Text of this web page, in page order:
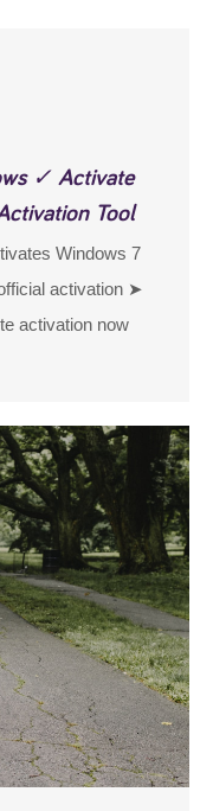
✓ Activate
Tool
Windows 7
activation ➤
activation now